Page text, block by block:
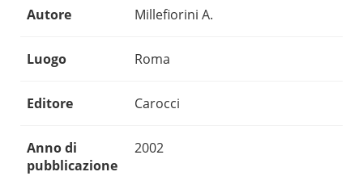
Autore Millefiorini A.
Luogo Roma
Editore Carocci
Anno di
pubblicazione
2002